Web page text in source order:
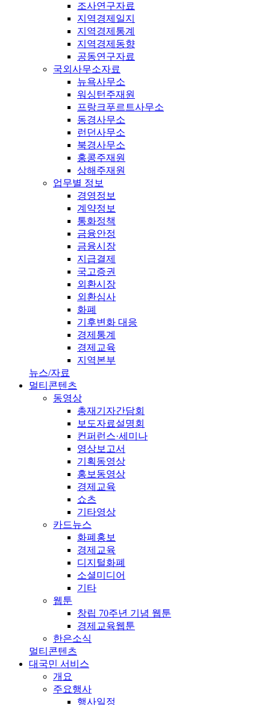
조사연구자료
지역경제일지
지역경제통계
지역경제동향
공동연구자료
국외사무소자료
뉴욕사무소
워싱턴주재원
프랑크푸르트사무소
동경사무소
런던사무소
북경사무소
홍콩주재원
상해주재원
업무별 정보
경영정보
계약정보
통화정책
금융안정
금융시장
지급결제
국고증권
외환시장
외환심사
화폐
기후변화 대응
경제통계
경제교육
지역본부
뉴스/자료
멀티콘텐츠
동영상
총재기자간담회
보도자료설명회
컨퍼런스·세미나
영상보고서
기획동영상
홍보동영상
경제교육
쇼츠
기타영상
카드뉴스
화폐홍보
경제교육
디지털화폐
소셜미디어
기타
웹툰
창립 70주년 기념 웹툰
경제교육웹툰
한은소식
멀티콘텐츠
대국민 서비스
개요
주요행사
행사일정